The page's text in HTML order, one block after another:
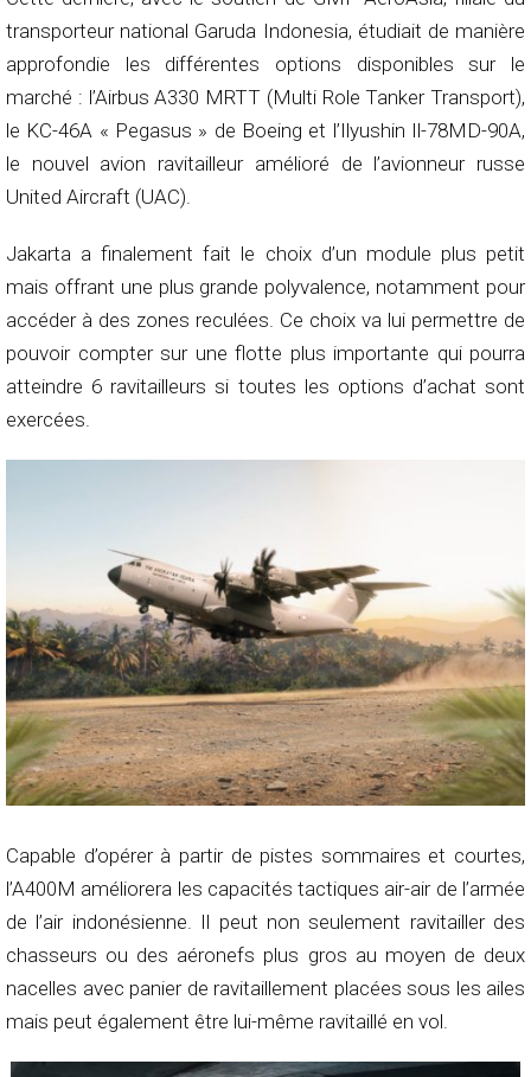
transporteur national Garuda Indonesia, étudiait de manière
approfondie les différentes options disponibles sur le
marché : l’Airbus A330 MRTT (Multi Role Tanker Transport),
le KC-46A « Pegasus » de Boeing et l’Ilyushin Il-78MD-90A,
le nouvel avion ravitailleur amélioré de l’avionneur russe
United Aircraft (UAC).
Jakarta a finalement fait le choix d’un module plus petit
mais offrant une plus grande polyvalence, notamment pour
accéder à des zones reculées. Ce choix va lui permettre de
pouvoir compter sur une flotte plus importante qui pourra
atteindre 6 ravitailleurs si toutes les options d’achat sont
exercées.
Capable d’opérer à partir de pistes sommaires et courtes,
l’A400M améliorera les capacités tactiques air-air de l’armée
de l’air indonésienne. Il peut non seulement ravitailler des
chasseurs ou des aéronefs plus gros au moyen de deux
nacelles avec panier de ravitaillement placées sous les ailes
mais peut également être lui-même ravitaillé en vol.